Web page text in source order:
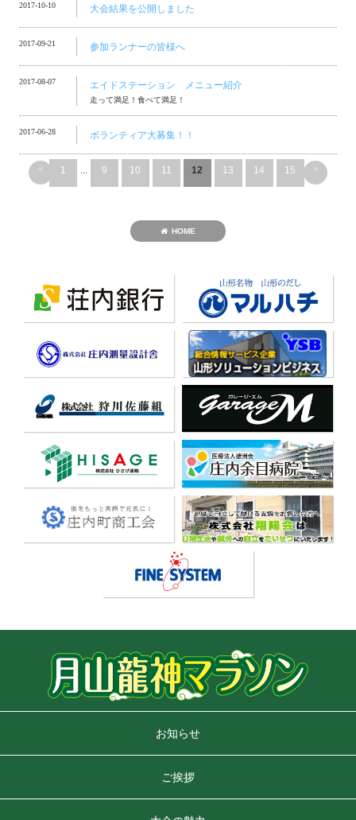
2017-10-10 大会結果を公開しました
2017-09-21 参加ランナーの皆様へ
2017-08-07 エイドステーション メニュー紹介
走って満足！食べて満足！
2017-06-28 ボランティア大募集！！
< 1 ... 9 10 11 12 13 14 15 >
HOME
お知らせ
ご挨拶